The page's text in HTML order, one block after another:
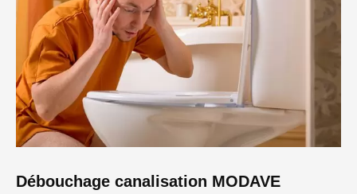
Débouchage canalisation MODAVE